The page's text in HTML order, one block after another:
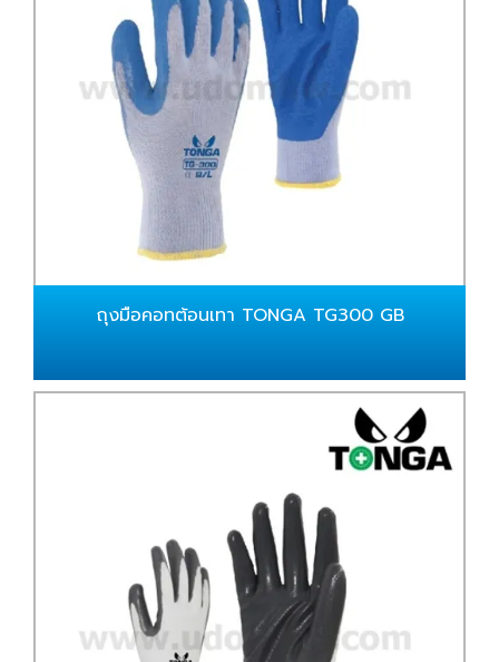
ถุงมือคอทต้อนเทา TONGA TG300 GB